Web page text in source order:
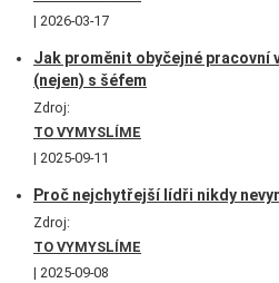
2026-03-17
Jak proměnit obyčejné pracovní
(nejen) s šéfem
Zdroj:
TO VYMYSLÍME
2025-09-11
Proč nejchytřejší lídři nikdy
Zdroj:
TO VYMYSLÍME
2025-09-08